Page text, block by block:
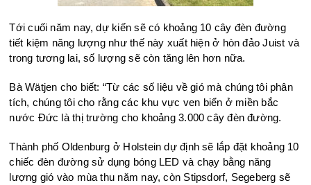
Tới cuối năm nay, dự kiến sẽ có khoảng 10 cây đèn đường
tiết kiệm năng lượng như thế này xuất hiện ở hòn đảo Juist và
trong tương lai, số lượng sẽ còn tăng lên hơn nữa.
Bà Wätjen cho biết: “Từ các số liệu về gió mà chúng tôi phân
tích, chúng tôi cho rằng các khu vực ven biển ở miền bắc
nước Đức là thị trường cho khoảng 3.000 cây đèn đường.
Thành phố Oldenburg ở Holstein dự định sẽ lắp đặt khoảng 10
chiếc đèn đường sử dụng bóng LED và chạy bằng năng
lượng gió vào mùa thu năm nay, còn Stipsdorf, Segeberg sẽ